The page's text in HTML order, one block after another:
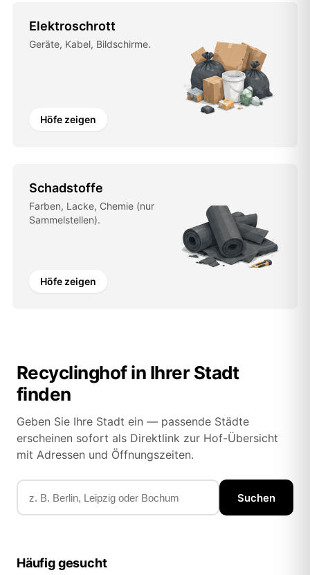
Elektroschrott
Geräte, Kabel, Bildschirme.
Höfe zeigen
Schadstoffe
Farben, Lacke, Chemie (nur
Sammelstellen).
Höfe zeigen
Recyclinghof in Ihrer Stadt
finden
Geben Sie Ihre Stadt ein — passende Städte
erscheinen sofort als Direktlink zur Hof-Übersicht
mit Adressen und Öffnungszeiten.
Suchen
Häufig gesucht